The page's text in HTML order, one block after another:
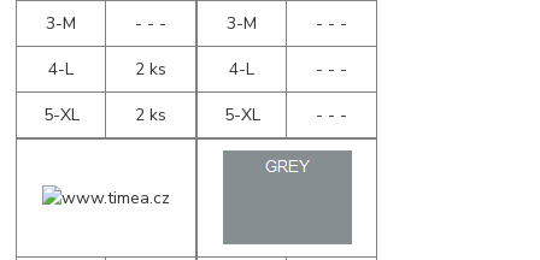
3-M
- - -
4-L
2 ks
5-XL
2 ks
3-M
- - -
4-L
- - -
5-XL
- - -